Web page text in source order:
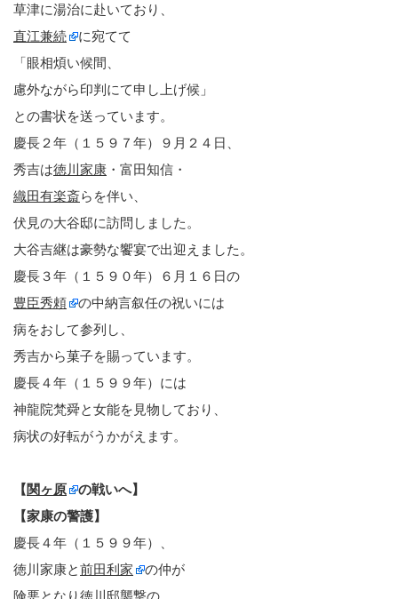
草津に湯治に赴いており、
直江兼続
に宛てて
「眼相煩い候間、
慮外ながら印判にて申し上げ候」
との書状を送っています。
慶長２年（１５９７年）９月２４日、
秀吉は徳川家康 ・富田知信・
織田有楽斎らを伴い、
伏見の大谷邸に訪問しました。
大谷吉継は豪勢な饗宴で出迎えました。
慶長３年（１５９０年）６月１６日の
豊臣秀頼
の中納言叙任の祝いには
病をおして参列し、
秀吉から菓子を賜っています。
慶長４年（１５９９年）には
神龍院梵舜と女能を見物しており、
病状の好転がうかがえます。
【関ヶ原
の戦いへ】
【家康の警護】
慶長４年（１５９９年）、
徳川家康と前田利家
の仲が
険悪となり徳川邸襲撃の